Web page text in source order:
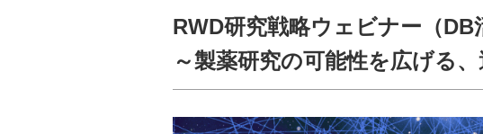
RWD研究戦略ウェビナー（
～製薬研究の可能性を広げる